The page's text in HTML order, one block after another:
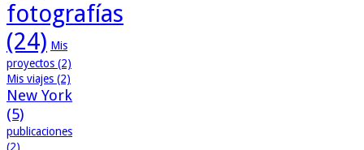
fotografías
(24) Mis
proyectos (2)
Mis viajes (2)
New York
(5)
publicaciones
(2)